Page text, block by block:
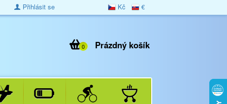
Kč €
Přihlásit se
Prázdný košík
0